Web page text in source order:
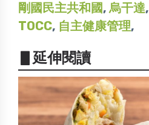
剛國民主共和國, 烏干達,
TOCC, 自主健康管理,
▋延伸閱讀